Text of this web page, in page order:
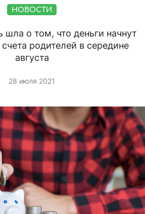
НОВОСТИ
шла о том, что деньги начнут
родителей в середине
августа
28 июля 2021